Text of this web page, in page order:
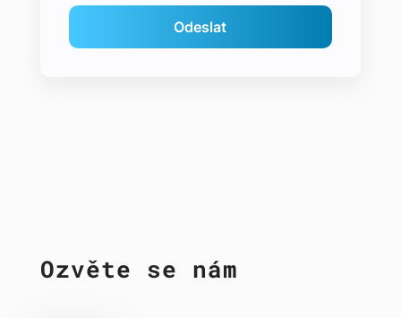
Odeslat
Ozvěte se nám